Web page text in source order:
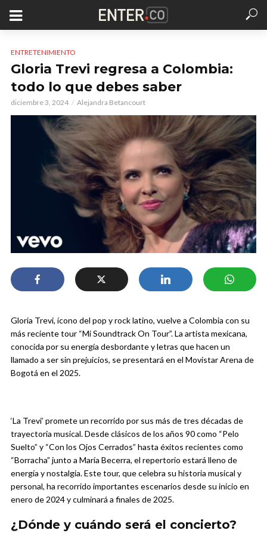
ENTRETENIMIENTO
Gloria Trevi regresa a Colombia:
todo lo que debes saber
diciembre 3, 2024 Alejandra Betancourt
Gloria Trevi, ícono del pop y rock latino, vuelve a Colombia con su
más reciente tour “Mi Soundtrack On Tour”. La artista mexicana,
conocida por su energía desbordante y letras que hacen un
llamado a ser sin prejuicios, se presentará en el Movistar Arena de
Bogotá en el 2025.
‘La Trevi’ promete un recorrido por sus más de tres décadas de
trayectoria musical. Desde clásicos de los años 90 como “Pelo
Suelto” y “Con los Ojos Cerrados” hasta éxitos recientes como
“Borracha” junto a María Becerra, el repertorio estará lleno de
energía y nostalgia. Este tour, que celebra su historia musical y
personal, ha recorrido importantes escenarios desde su inicio en
enero de 2024 y culminará a finales de 2025.
¿Dónde y cuándo será el concierto?